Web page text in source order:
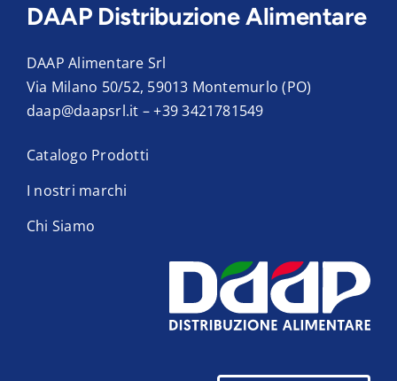
DAAP Distribuzione Alimentare
DAAP Alimentare Srl
Via Milano 50/52, 59013 Montemurlo (PO)
daap@daapsrl.it –+39 3421781549
Catalogo Prodotti
I nostri marchi
Chi Siamo